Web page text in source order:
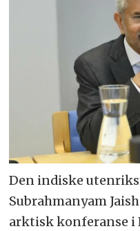
Den indiske
Subrahmanyam
arktisk konferanse i